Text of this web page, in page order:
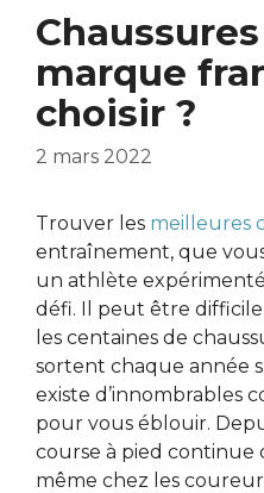
marque
choisir ?
2 mars 2022
Trouver les meilleures
entraînement, que
un athlète
défi. Il peut être difficile
les centaines de
sortent chaque année
existe d’innombrables
pour vous éblouir.
course à pied continue
même chez les